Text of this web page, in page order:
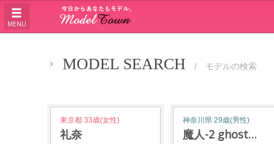
MENU
MODEL SEARCH / モデルの検索
東京都 33歳(女性)
礼奈
神奈川県 29歳(男性)
魔人-2 ghost…